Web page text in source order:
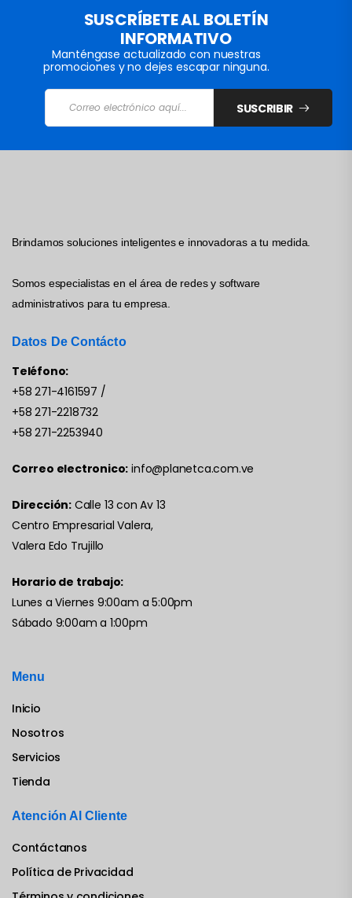
SUSCRÍBETE AL BOLETÍN
INFORMATIVO
Manténgase actualizado con nuestras
promociones y no dejes escapar ninguna.
SUSCRIBIR
Brindamos soluciones inteligentes e innovadoras a tu medida.
Somos especialistas en el área de redes y software
administrativos para tu empresa.
Datos De Contácto
Teléfono:
+58 271-4161597 /
+58 271-2218732
+58 271-2253940
Correo electronico: info@planetca.com.ve
Dirección: Calle 13 con Av 13
Centro Empresarial Valera,
Valera Edo Trujillo
Horario de trabajo:
Lunes a Viernes 9:00am a 5:00pm
Sábado 9:00am a 1:00pm
Menu
Inicio
Nosotros
Servicios
Tienda
Atención Al Cliente
Contáctanos
Política de Privacidad